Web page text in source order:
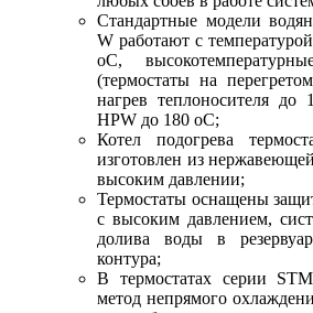
Стандартные модели
W работают с
оС,
(термостаты на
нагрев теплоносителя
HPW до 180 оС;
Котел подогрева
изготовлен из
высоким давлении;
Термостаты оснащены
с высоким давлением,
долива воды в
контура;
В термостатах серии
метод непрямого